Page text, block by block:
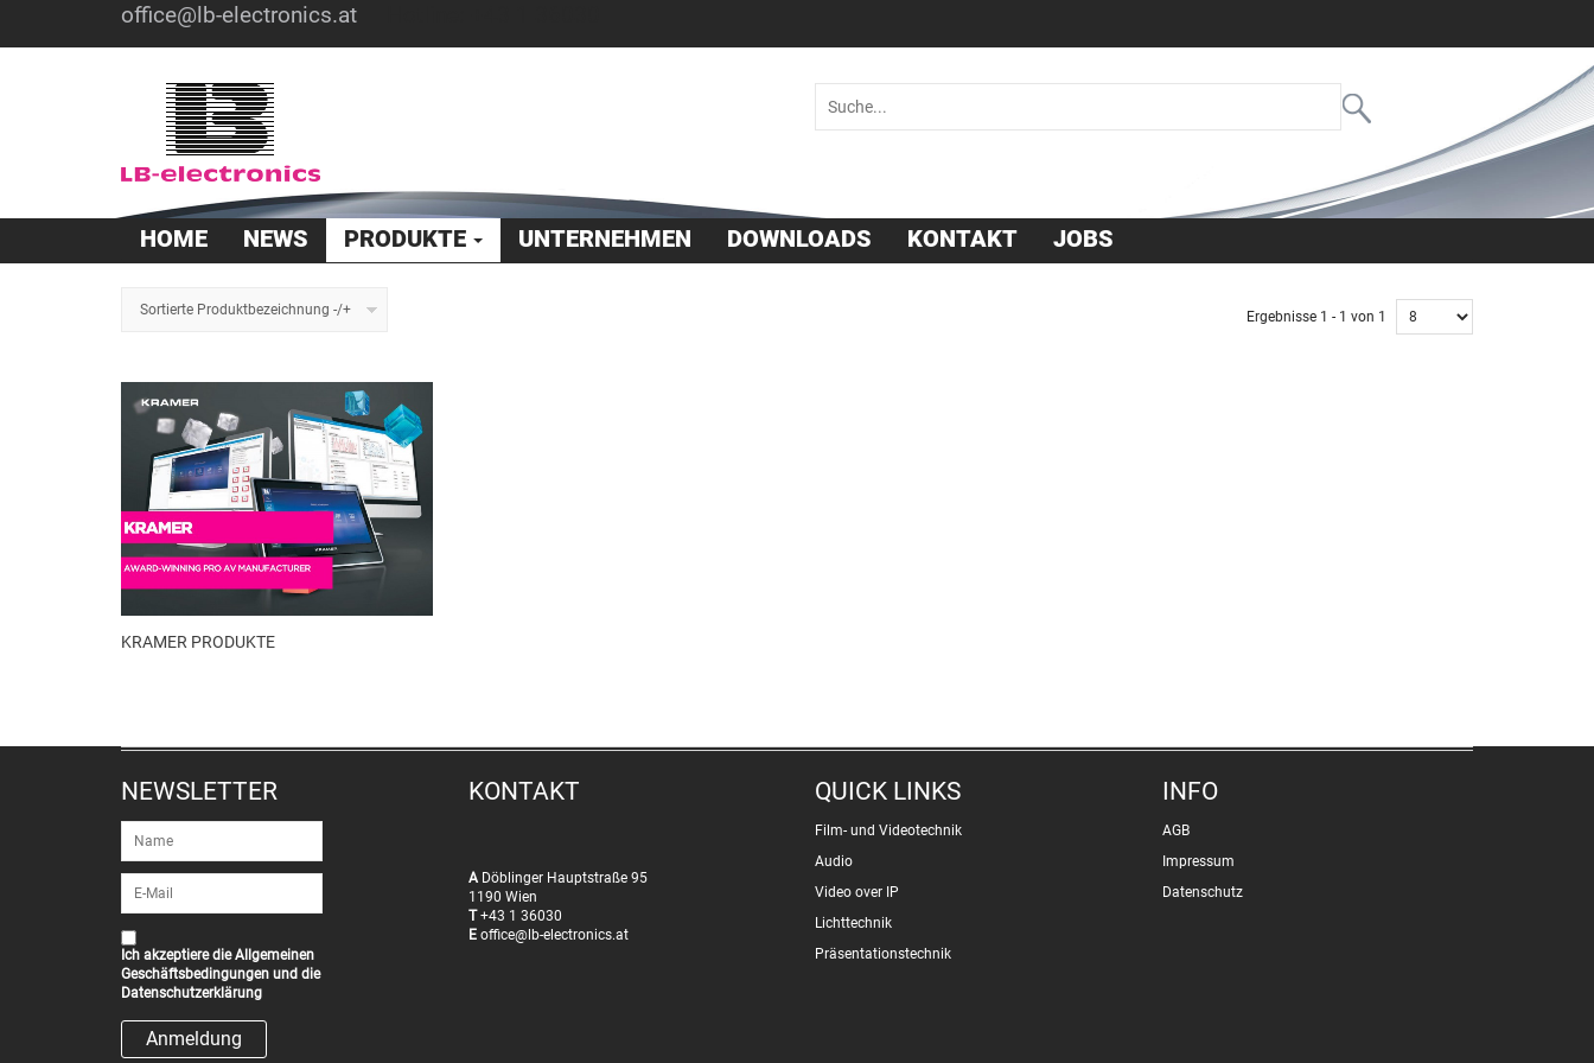
office@lb-electronics.at
HOME NEWS PRODUKTE UNTERNEHMEN DOWNLOADS KONTAKT JOBS
Sortierte Produktbezeichnung -/+ Ergebnisse 1 - 1 von 1
KRAMER PRODUKTE
NEWSLETTER
Ich akzeptiere dieAllgemeinen
Geschäftsbedingungen und die
Datenschutzerklärung
KONTAKT
ADöblinger Hauptstraße 95
1190 Wien
T+43 1 36030
E office@lb-electronics.at
QUICK LINKS
Film- und Videotechnik
Audio
Video over IP
Lichttechnik
Präsentationstechnik
INFO
AGB
Impressum
Datenschutz